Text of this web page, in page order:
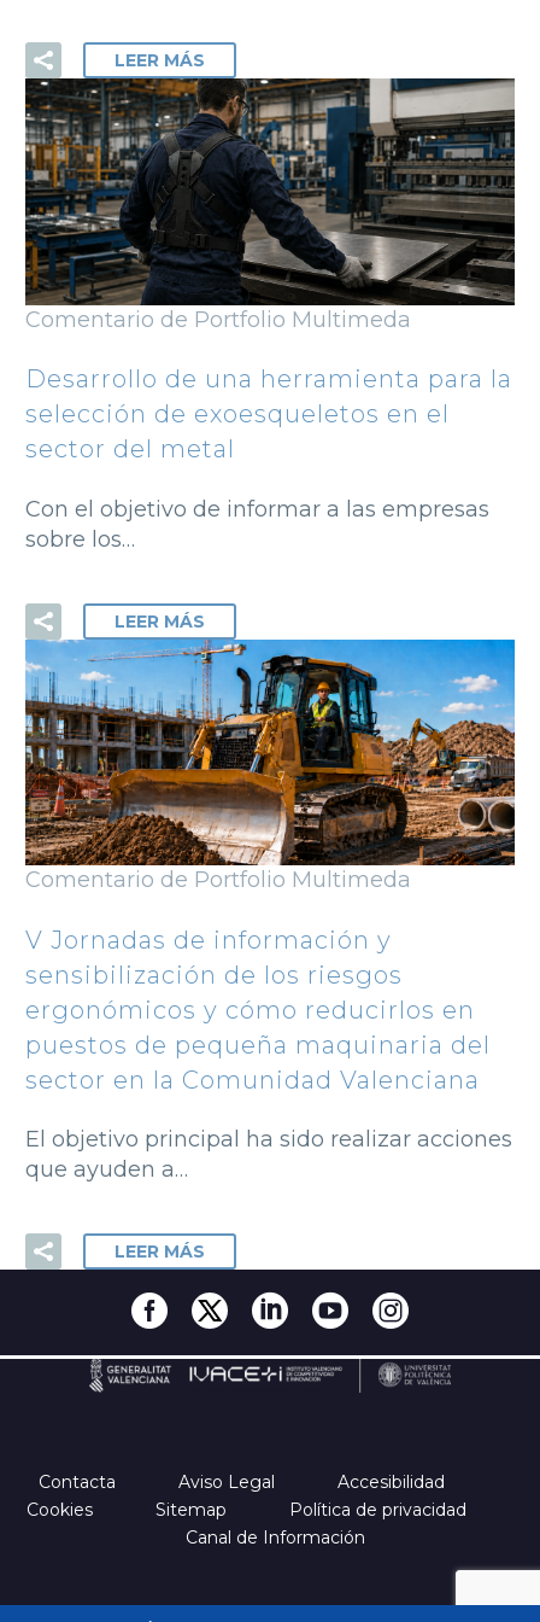
LEER MÁS
Comentario de Portfolio Multimeda
Desarrollo de una herramienta para la
selección de exoesqueletos en el
sector del metal
Con el objetivo de informar a las empresas
sobre los…
LEER MÁS
Comentario de Portfolio Multimeda
V Jornadas de información y
sensibilización de los riesgos
ergonómicos y cómo reducirlos en
puestos de pequeña maquinaria del
sector en la Comunidad Valenciana
El objetivo principal ha sido realizar acciones
que ayuden a…
LEER MÁS
Contacta Aviso Legal
Accesibilidad
Cookies
Sitemap
Política de privacidad
Canal de Información